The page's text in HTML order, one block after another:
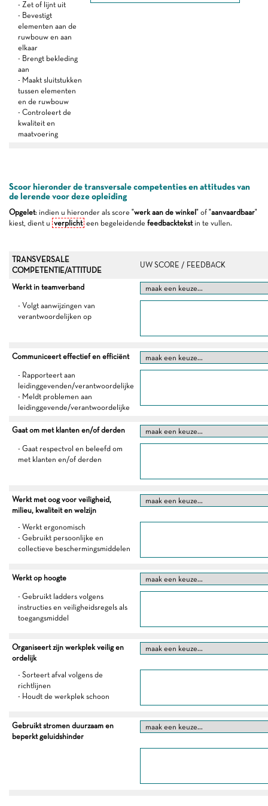
- Zet of lijnt uit
- Bevestigt
elementen aan de
ruwbouw en aan
elkaar
- Brengt bekleding
aan
- Maakt sluitstukken
tussen elementen
en de ruwbouw
- Controleert de
kwaliteit en
maatvoering
Scoor hieronder de transversale competenties en attitudes van
de lerende voor deze opleiding
Opgelet: indien u hieronder als score "werk aan de winkel " of "aanvaardbaar"
kiest, dient u verplicht een begeleidende feedbacktekstin te vullen.
TRANSVERSALE
COMPETENTIE/ATTITUDE
UW SCORE / FEEDBACK
Werkt in teamverband
- Volgt aanwijzingen van
verantwoordelijken op
Communiceert effectief en efficiënt
- Rapporteert aan
leidinggevenden/verantwoordelijke
- Meldt problemen aan
leidinggevende/verantwoordelijke
Gaat om met klanten en/of derden
- Gaat respectvol en beleefd om
met klanten en/of derden
Werkt met oog voor veiligheid,
milieu, kwaliteit en welzijn
- Werkt ergonomisch
- Gebruikt persoonlijke en
collectieve beschermingsmiddelen
Werkt op hoogte
- Gebruikt ladders volgens
instructies en veiligheidsregels als
toegangsmiddel
Organiseert zijn werkplek veilig en
ordelijk
- Sorteert afval volgens de
richtlijnen
- Houdt de werkplek schoon
Gebruikt stromen duurzaam en
beperkt geluidshinder